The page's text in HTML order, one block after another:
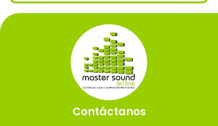
Contáctanos